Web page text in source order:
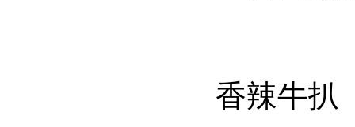
香辣牛扒